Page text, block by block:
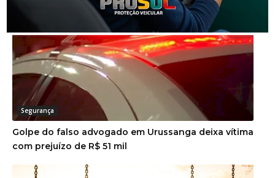
Segurança
Golpe do falso advogado em Urussanga deixa vítima
com prejuízo de R$ 51 mil